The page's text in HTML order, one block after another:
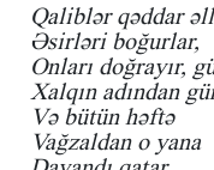
Qaliblər qəddar
Əsirləri boğurlar,
Onları doğrayır,
Xalqın adından
Və bütün həftə
Vağzaldan o yana